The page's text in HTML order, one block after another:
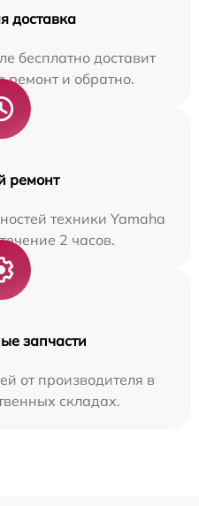
доставка
бесплатно доставит
ремонт и обратно.
ремонт
техники Yamaha
2 часов.
запчасти
от производителя в
складах.